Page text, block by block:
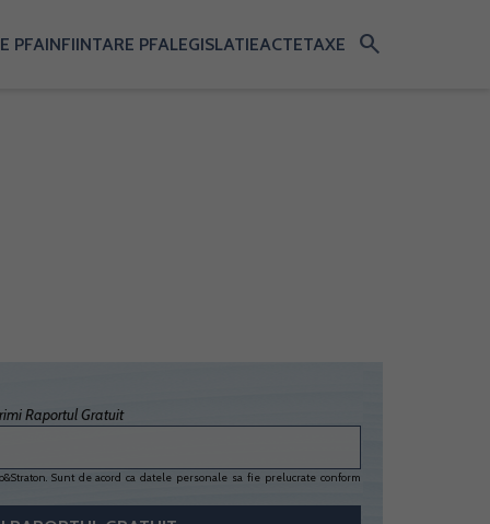
PFAINFIINTARE PFALEGISLATIEACTETAXE search
Raportul Gratuit
Sunt de acord ca datele personale sa fie prelucrate conform